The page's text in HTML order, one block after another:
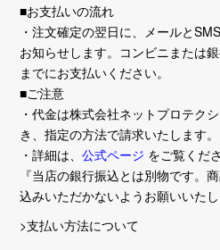
■お支払いの流れ
・注文確定の翌日に、メールと
お知らせします。コンビニまたは
までにお支払いください。
■ご注意
・代金は株式会社ネットプロテク
き、指定の方法で請求いたします。
・詳細は、公式ページ をご覧くださ
『当店の銀行振込とは別物です。
込みいただかないようお願いいたし
>支払い方法について